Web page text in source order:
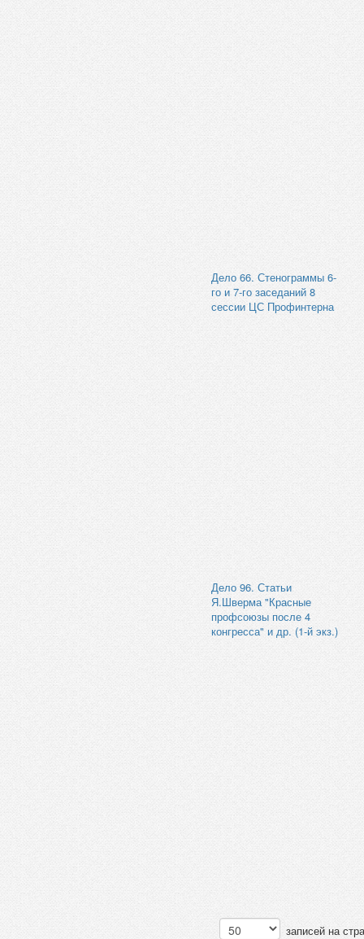
Дело 66. Стенограммы 6-
го и 7-го заседаний 8
сессии ЦС Профинтерна
Дело 96. Статьи
Я.Шверма "Красные
профсоюзы после 4
конгресса" и др. (1-й экз.)
записей на